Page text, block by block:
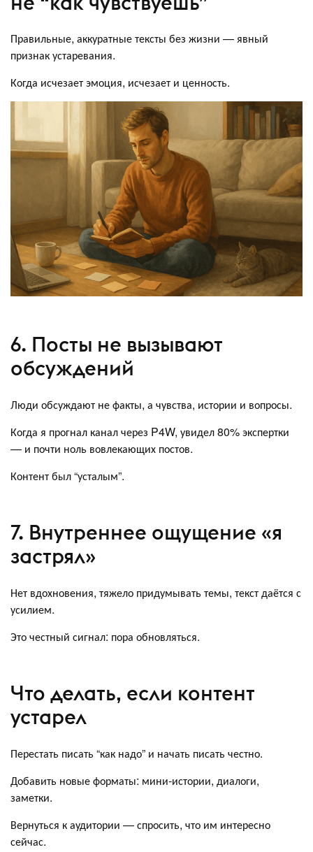
Правильные, аккуратные тексты без жизни — явный
признак устаревания.
Когда исчезает эмоция, исчезает и ценность.
6. Посты не вызывают
обсуждений
Люди обсуждают не факты, а чувства, истории и вопросы.
Когда я прогнал канал через P4W, увидел 80% экспертки
— и почти ноль вовлекающих постов.
Контент был “усталым”.
7. Внутреннее ощущение «я
застрял»
Нет вдохновения, тяжело придумывать темы, текст даётся с
усилием.
Это честный сигнал: пора обновляться.
Что делать, если контент
устарел
Перестать писать “как надо” и начать писать честно.
Добавить новые форматы: мини‑истории, диалоги,
заметки.
Вернуться к аудитории — спросить, что им интересно
сейчас.